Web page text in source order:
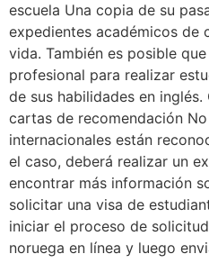
escuela Una copia de su
expedientes académicos de
vida. También es posible
profesional para realizar
de sus habilidades en
cartas de recomendación
internacionales están
el caso, deberá realizar un
encontrar más información
solicitar una visa de
iniciar el proceso de
noruega en línea y luego